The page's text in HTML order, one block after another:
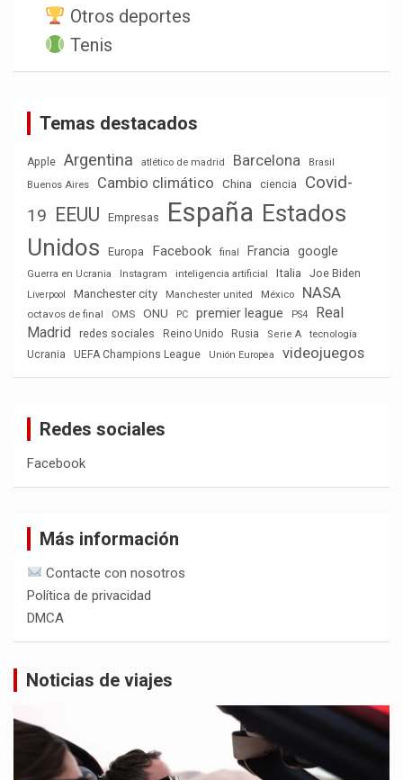
Otros deportes
Tenis
Temas destacados
Apple Argentina atlético de madrid Barcelona
Brasil
Buenos Aires
Cambio climático China ciencia
Covid-
19 EEUU Empresas España Estados
Unidos
Europa Facebook final Francia google
Guerra en Ucrania Instagram inteligencia artificial Italia Joe Biden
Liverpool Manchester city Manchester united México NASA
octavos de final OMS ONU PC premier league PS4
Real
Madrid
redes sociales Reino Unido Rusia Serie A
tecnología
Ucrania
UEFA Champions League Unión Europea videojuegos
Redes sociales
Facebook
Más información
Contacte con nosotros
Política de privacidad
DMCA
Noticias de viajes